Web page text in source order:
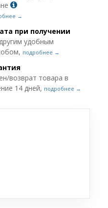
→
при получении
удобным
подробнее →
возврат товара в
14 дней, подробнее →